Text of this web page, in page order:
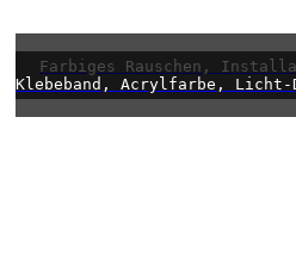
Farbiges Rauschen,
Klebeband, Acrylfarbe, Licht-